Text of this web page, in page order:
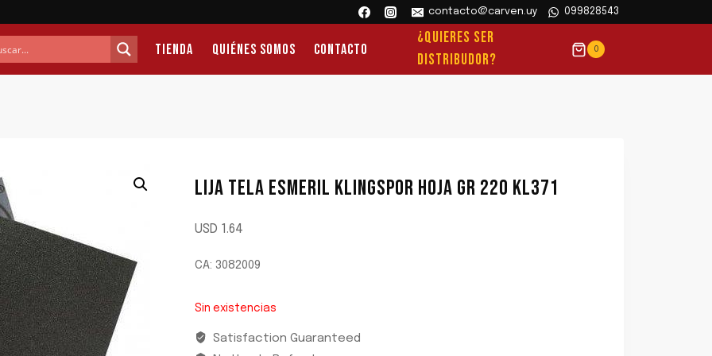
contacto@carven.uy 099828543
Tienda Quiénes Somos Contacto
¿QUIERES SER
DISTRIBUDOR?
0
LIJA TELA ESMERIL KLINGSPOR HOJA GR 220 KL371
USD 1.64
CA: 3082009
Sin existencias
Satisfaction Guaranteed